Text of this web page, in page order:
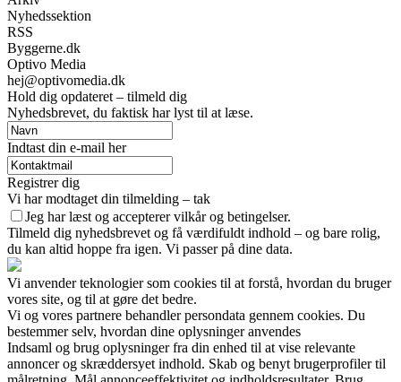
Nyhedssektion
RSS
Byggerne.dk
Optivo Media
hej@optivomedia.dk
Hold dig opdateret – tilmeld dig
Nyhedsbrevet, du faktisk har lyst til at læse.
Indtast din e-mail her
Registrer dig
Vi har modtaget din tilmelding – tak
Jeg har læst og accepterer vilkår og betingelser.
Tilmeld dig nyhedsbrevet og få værdifuldt indhold – og bare rolig,
du kan altid hoppe fra igen. Vi passer på dine data.
Vi anvender teknologier som cookies til at forstå, hvordan du bruger
vores site, og til at gøre det bedre.
Vi og vores partnere behandler persondata gennem cookies. Du
bestemmer selv, hvordan dine oplysninger anvendes
Indsaml og brug oplysninger fra din enhed til at vise relevante
annoncer og skræddersyet indhold. Skab og benyt brugerprofiler til